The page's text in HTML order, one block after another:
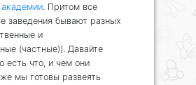
академии. Притом все
заведения бывают разных
и
(частные)). Давайте
есть что, и чем они
мы готовы развеять